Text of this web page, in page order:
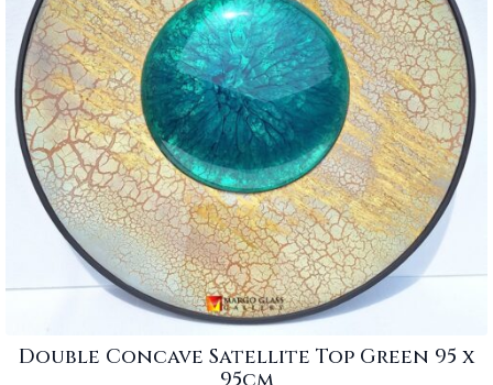
Double Concave Satellite Top Green 95 x